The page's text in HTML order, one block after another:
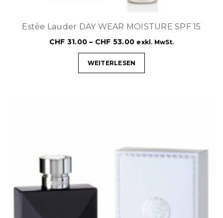
Estèe Lauder DAY WEAR MOISTURE SPF 15
CHF 31.00 – CHF 53.00 exkl. MwSt.
WEITERLESEN